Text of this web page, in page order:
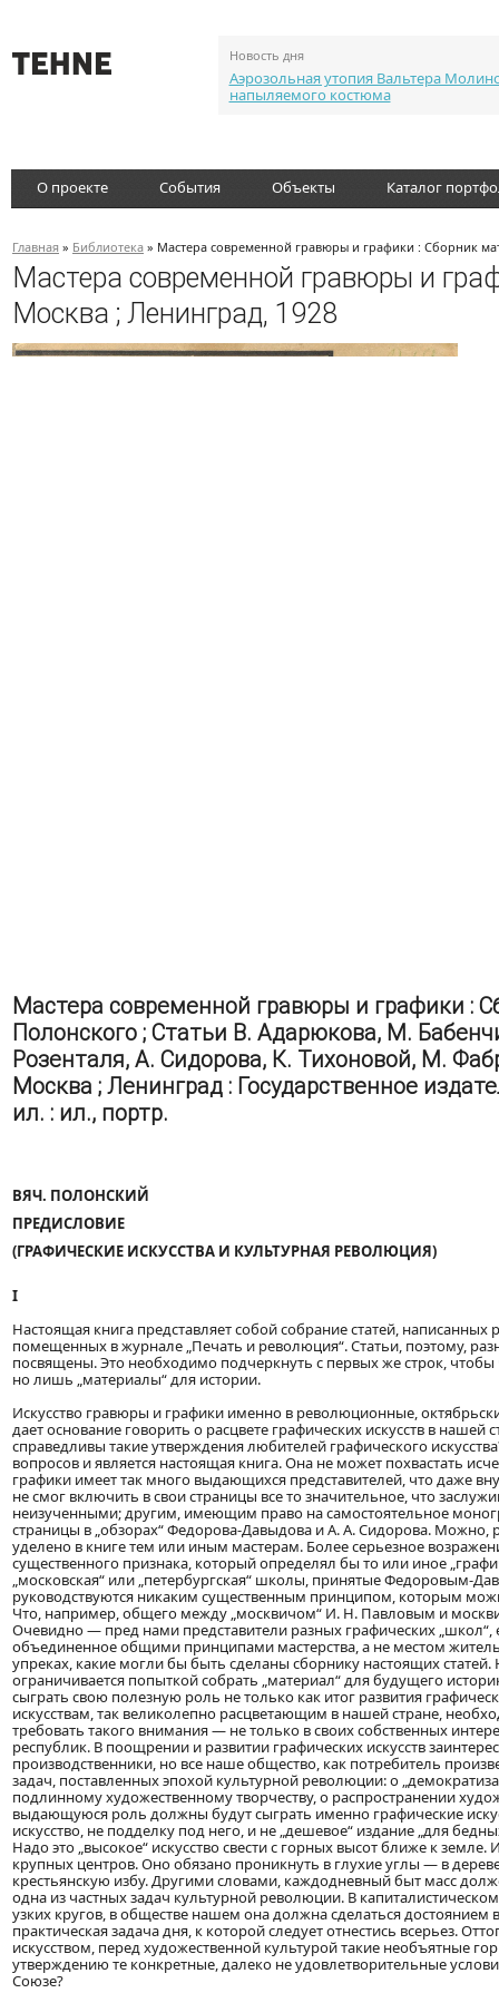
Новость дня
Аэрозольная утопия Вальтера
напыляемого костюма
О проекте События Объекты Каталог
Главная » Библиотека » Мастера современной гравюры и графики : Сборник
Мастера современной гравюры и
Москва ; Ленинград, 1928
Мастера современной гравюры и графики :
Полонского ; Статьи В. Адарюкова, М.
Розенталя, А. Сидорова, К. Тихоновой, М.
Москва ; Ленинград : Государственное
ил. : ил., портр.
ВЯЧ. ПОЛОНСКИЙ
ПРЕДИСЛОВИЕ
(ГРАФИЧЕСКИЕ ИСКУССТВА И КУЛЬТУРНАЯ РЕВОЛЮЦИЯ)
I
Настоящая книга представляет собой собрание статей,
помещенных в журнале „Печать и революция“. Статьи, поэтому,
посвящены. Это необходимо подчеркнуть с первых же строк,
но лишь „материалы“ для истории.
Искусство гравюры и графики именно в революционные,
дает основание говорить о расцвете графических искусств в
справедливы такие утверждения любителей графического
вопросов и является настоящая книга. Она не может похвастать
графики имеет так много выдающихся представителей, что даже
не смог включить в свои страницы все то значительное, что
неизученными; другим, имеющим право на самостоятельное
страницы в „обзорах“ Федорова-Давыдова и А. А. Сидорова. Можно,
уделено в книге тем или иным мастерам. Более серьезное
существенного признака, который определял бы то или иное
„московская“ или „петербургская“ школы, принятые Федоровым-
руководствуются никаким существенным принципом, которым
Что, например, общего между „москвичом“ И. Н. Павловым и
Очевидно — пред нами представители разных графических
объединенное общими принципами мастерства, а не местом
упреках, какие могли бы быть сделаны сборнику настоящих
ограничивается попыткой собрать „материал“ для будущего
сыграть свою полезную роль не только как итог развития
искусствам, так великолепно расцветающим в нашей стране,
требовать такого внимания — не только в своих собственных
республик. В поощрении и развитии графических искусств
производственники, но все наше общество, как потребитель
задач, поставленных эпохой культурной революции: о
подлинному художественному творчеству, о распространении
выдающуюся роль должны будут сыграть именно графические
искусство, не подделку под него, и не „дешевое“ издание „для
Надо это „высокое“ искусство свести с горных высот ближе к
крупных центров. Оно обязано проникнуть в глухие углы — в
крестьянскую избу. Другими словами, каждодневный быт масс
одна из частных задач культурной революции. В
узких кругов, в обществе нашем она должна сделаться достоянием
практическая задача дня, к которой следует отнестись всерьез.
искусством, перед художественной культурой такие необъятные
утверждению те конкретные, далеко не удовлетворительные
Союзе?